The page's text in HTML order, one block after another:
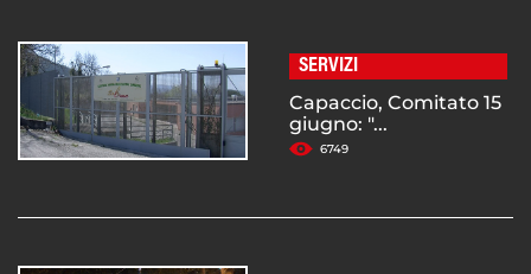
SERVIZI
Capaccio, Comitato 15
giugno: "...
6749